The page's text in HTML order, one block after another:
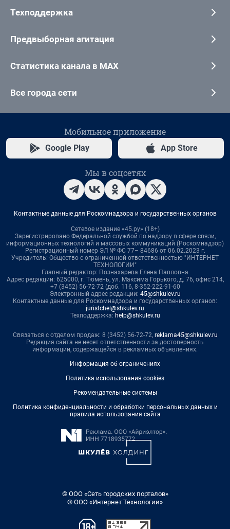
Техподдержка
Предвыборная агитация
Статистика канала в MAX
Все города сети
Мобильное приложение
Google Play App Store
Мы в соцсетях
Контактные данные для Роскомнадзора и государственных органов
Сетевое издание «45.ру» (18+)
Зарегистрировано Федеральной службой по надзору в сфере связи,
информационных технологий и массовых коммуникаций (Роскомнадзор)
Регистрационный номер ЭЛ № ФС 77– 84686 от 06.02.2023 г.
Учредитель: Общество с ограниченной ответственностью "ИНТЕРНЕТ
ТЕХНОЛОГИИ"
Главный редактор: Познахарева Елена Павловна
Адрес редакции: 625000, г. Тюмень, ул. Максима Горького, д. 76, офис 214,
+7 (3452) 56-72-72 (доб. 116, 8-352-222-91-60
Электронный адрес редакции: 45@shkulev.ru
Контактные данные для Роскомнадзора и государственных органов:
juristchel@shkulev.ru
Техподдержка: help@shkulev.ru
Связаться с отделом продаж: 8 (3452) 56-72-72, reklama45@shkulev.ru
Редакция сайта не несет ответственности за достоверность
информации, содержащейся в рекламных объявлениях.
Информация об ограничениях
Политика использования cookies
Рекомендательные системы
Политика конфиденциальности и обработки персональных данных и
правила использования сайта
© ООО «Сеть городских порталов»
© ООО «Интернет Технологии»